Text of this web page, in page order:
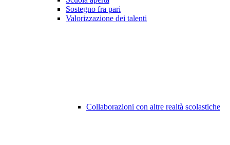
Sostegno fra pari
Valorizzazione dei talenti
Collaborazioni con altre realtà scolastiche